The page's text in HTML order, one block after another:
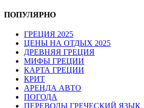
ПОПУЛЯРНО
ГРЕЦИЯ 2025
ЦЕНЫ НА ОТДЫХ 2025
ДРЕВНЯЯ ГРЕЦИЯ
МИФЫ ГРЕЦИИ
КАРТА ГРЕЦИИ
КРИТ
АРЕНДА АВТО
ПОГОДА
ПЕРЕВОДЫ ГРЕЧЕСКИЙ ЯЗЫК